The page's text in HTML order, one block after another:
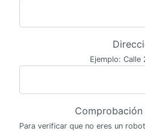
Ejemplo: Calle
Para verificar que no eres un